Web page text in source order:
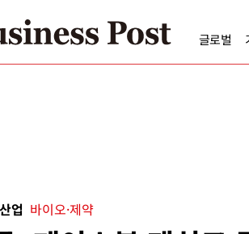
글로벌
업 바이오·제약